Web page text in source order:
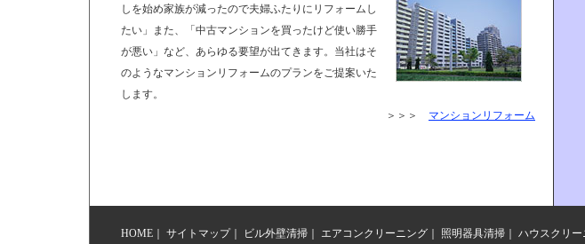
しを始め家族が減ったので夫婦ふたりにリフォームし
たい」また、「中古マンションを買ったけど使い勝手
が悪い」など、あらゆる要望が出てきます。当社はそ
のようなマンションリフォームのプランをご提案いた
します。
＞＞＞ マンションリフォーム
HOME ｜ サイトマップ｜ ビル外壁清掃 ｜ エアコンクリーニング ｜ 照明器具清掃 ｜ ハウスクリー